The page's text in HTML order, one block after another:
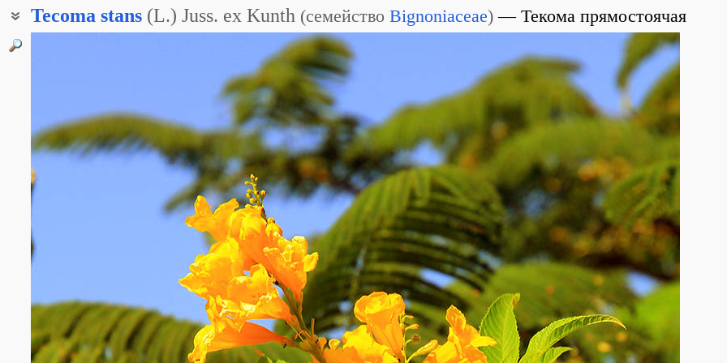
Tecoma stans (L.) Juss. ex Kunth (семейство Bignoniaceae) Текома прямостоячая